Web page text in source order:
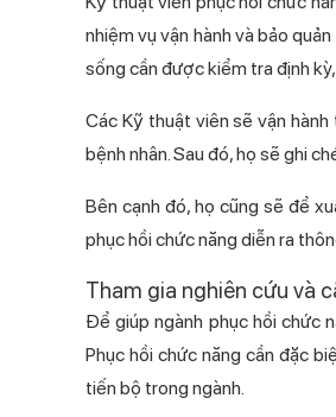
nhiệm vụ vận hành và bảo
sống cần được kiểm tra định
Các Kỹ thuật viên sẽ vận
bệnh nhân. Sau đó, họ sẽ ghi
Bên cạnh đó, họ cũng sẽ để
phục hồi chức năng diễn ra
Tham gia nghiên cứu và
Để giúp ngành phục hồi chức
Phục hồi chức năng cần đặc
tiến bộ trong ngành.